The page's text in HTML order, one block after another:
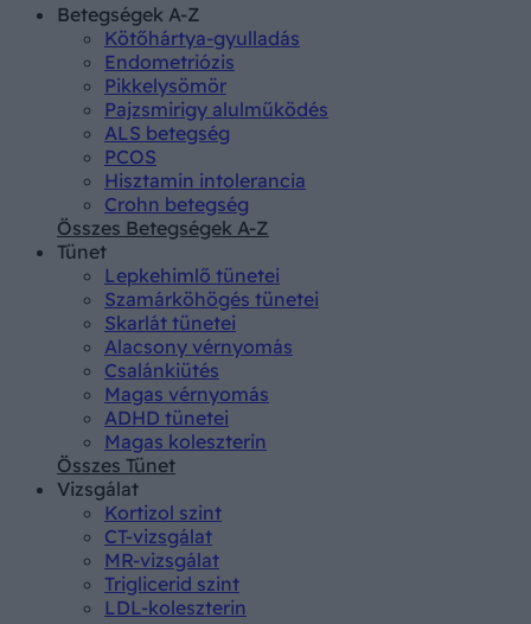
Betegségek A-Z
Kötőhártya-gyulladás
Endometriózis
Pikkelysömör
Pajzsmirigy alulműködés
ALS betegség
PCOS
Hisztamin intolerancia
Crohn betegség
Összes Betegségek A-Z
Tünet
Lepkehimlő tünetei
Szamárköhögés tünetei
Skarlát tünetei
Alacsony vérnyomás
Csalánkiütés
Magas vérnyomás
ADHD tünetei
Magas koleszterin
Összes Tünet
Vizsgálat
Kortizol szint
CT-vizsgálat
MR-vizsgálat
Triglicerid szint
LDL-koleszterin